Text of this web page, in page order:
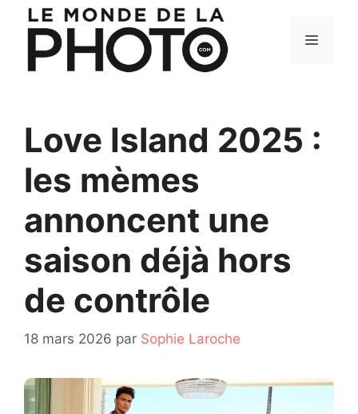
contenu
Menu
Love Island 2025 :
les mèmes
annoncent une
saison déjà hors
de contrôle
18 mars 2026 par Sophie Laroche